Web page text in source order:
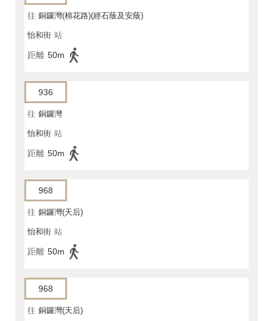
往 銅鑼灣(棉花路)(經石蔭及安蔭)
怡和街 站
距離 50m
936
往 銅鑼灣
怡和街 站
距離 50m
968
往 銅鑼灣(天后)
怡和街 站
距離 50m
968
往 銅鑼灣(天后)